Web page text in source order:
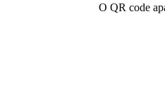
O QR code